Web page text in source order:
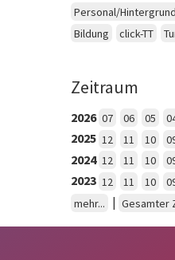
Personal/Hintergrund
Bildung
click-TT
Zeitraum
2026 07 06 05
2025 12 11 10
2024 12 11 10
2023 12 11 10
mehr...
| Gesamter